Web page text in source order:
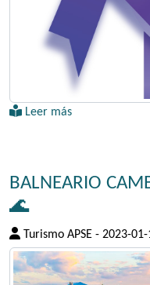
Leer más
BALNEARIO
🌊
Turismo APSE - 2023-